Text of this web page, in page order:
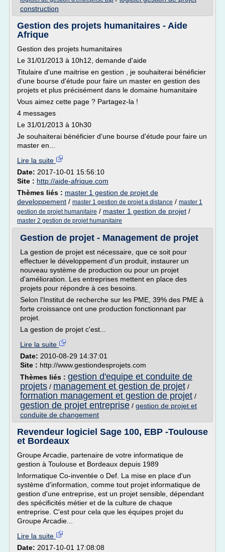
construction
Gestion des projets humanitaires - Aide
Afrique
Gestion des projets humanitaires
Le 31/01/2013 à 10h12, demande d'aide
Titulaire d'une maitrise en gestion , je souhaiterai bénéficier
d'une bourse d'étude pour faire un master en gestion des
projets et plus précisément dans le domaine humanitaire
Vous aimez cette page ? Partagez-la !
4 messages
Le 31/01/2013 à 10h30
Je souhaiterai bénéficier d'une bourse d'étude pour faire un
master en...
Lire la suite
Date: 2017-10-01 15:56:10
Site : http://aide-afrique.com
Thèmes liés : master 1 gestion de projet de
developpement / master 1 gestion de projet a distance / master 1
gestion de projet humanitaire / master 1 gestion de projet /
master 2 gestion de projet humanitaire
Gestion de projet - Management de projet
La gestion de projet est nécessaire, que ce soit pour
effectuer le développement d'un produit, instaurer un
nouveau système de production ou pour un projet
d'amélioration. Les entreprises mettent en place des
projets pour répondre à ces besoins.
Selon l'Institut de recherche sur les PME, 39% des PME à
forte croissance ont une production fonctionnant par
projet.
La gestion de projet c'est...
Lire la suite
Date: 2010-08-29 14:37:01
Site : http://www.gestiondesprojets.com
Thèmes liés : gestion d'equipe et conduite de
projets / management et gestion de projet /
formation management et gestion de projet /
gestion de projet entreprise / gestion de projet et
conduite de changement
Revendeur logiciel Sage 100, EBP -Toulouse
et Bordeaux
Groupe Arcadie, partenaire de votre informatique de
gestion à Toulouse et Bordeaux depuis 1989
Informatique Co-inventée o Def. La mise en place d'un
système d'information, comme tout projet informatique de
gestion d'une entreprise, est un projet sensible, dépendant
des spécificités métier et de la culture de chaque
entreprise. C'est pour cela que les équipes projet du
Groupe Arcadie...
Lire la suite
Date: 2017-10-01 17:08:08